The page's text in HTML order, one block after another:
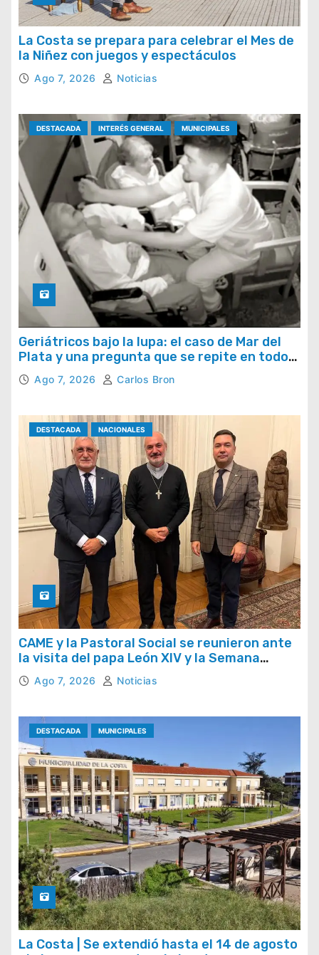
La Costa se prepara para celebrar el Mes de
la Niñez con juegos y espectáculos
Ago 7, 2026 Noticias
DESTACADA INTERÉS GENERAL MUNICIPALES
Geriátricos bajo la lupa: el caso de Mar del
Plata y una pregunta que se repite en todo
el país
Ago 7, 2026 Carlos Bron
DESTACADA NACIONALES
CAME y la Pastoral Social se reunieron ante
la visita del papa León XIV y la Semana
Social 2026
Ago 7, 2026 Noticias
DESTACADA MUNICIPALES
La Costa | Se extendió hasta el 14 de agosto